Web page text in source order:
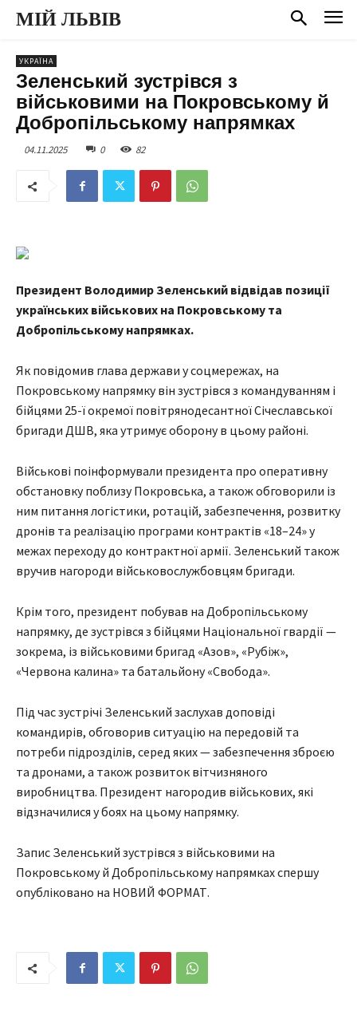
МІЙ ЛЬВІВ
УКРАЇНА
Зеленський зустрівся з
військовими на Покровському й
Добропільському напрямках
04.11.2025 0 82
Президент Володимир Зеленський відвідав позиції
українських військових на Покровському та
Добропільському напрямках.
Як повідомив глава держави у соцмережах, на
Покровському напрямку він зустрівся з командуванням і
бійцями 25-ї окремої повітрянодесантної Січеславської
бригади ДШВ, яка утримує оборону в цьому районі.
Військові поінформували президента про оперативну
обстановку поблизу Покровська, а також обговорили із
ним питання логістики, ротацій, забезпечення, розвитку
дронів та реалізацію програми контрактів «18–24» у
межах переходу до контрактної армії. Зеленський також
вручив нагороди військовослужбовцям бригади.
Крім того, президент побував на Добропільському
напрямку, де зустрівся з бійцями Національної гвардії —
зокрема, із військовими бригад «Азов», «Рубіж»,
«Червона калина» та батальйону «Свобода».
Під час зустрічі Зеленський заслухав доповіді
командирів, обговорив ситуацію на передовій та
потреби підрозділів, серед яких — забезпечення зброєю
та дронами, а також розвиток вітчизняного
виробництва. Президент нагородив військових, які
відзначилися у боях на цьому напрямку.
Запис Зеленський зустрівся з військовими на
Покровському й Добропільському напрямках спершу
опубліковано на НОВИЙ ФОРМАТ.